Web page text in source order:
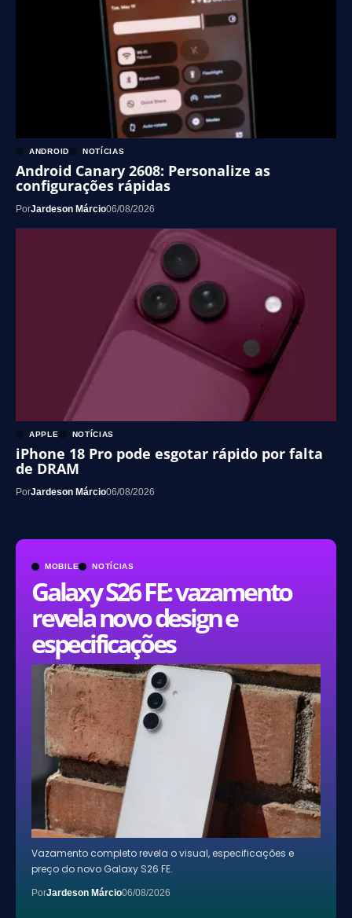
MOBILE NOTÍCIAS
Galaxy S26 FE: vazamento
revela novo design e
especificações
Vazamento completo revela o visual, especificações e
preço do novo Galaxy S26 FE.
PorJardeson Márcio06/08/2026
ANDROID NOTÍCIAS
Android Canary 2608: Personalize as
configurações rápidas
PorJardeson Márcio06/08/2026
APPLE NOTÍCIAS
iPhone 18 Pro pode esgotar rápido por falta
de DRAM
PorJardeson Márcio06/08/2026